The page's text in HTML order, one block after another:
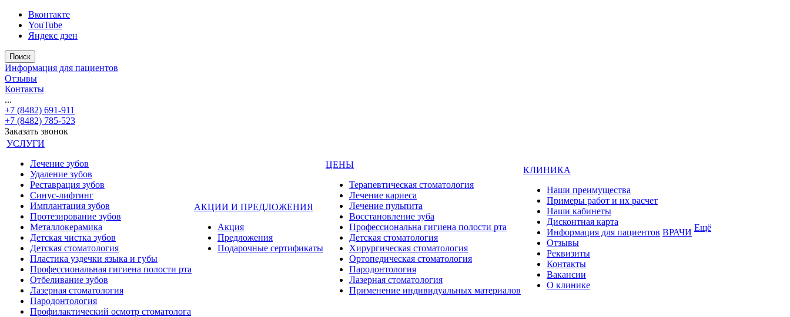
Вконтакте
YouTube
Яндекс дзен
Поиск
Информация для пациентов
Отзывы
Контакты
...
+7 (8482) 691-911
+7 (8482) 785-523
Заказать звонок
УСЛУГИ
Лечение зубов
Удаление зубов
Реставрация зубов
Синус-лифтинг
Имплантация зубов
Протезирование зубов
Металлокерамика
Детская чистка зубов
Детская стоматология
Пластика уздечки языка и губы
Профессиональная гигиена полости рта
Отбеливание зубов
Лазерная стоматология
Пародонтология
Профилактический осмотр стоматолога
АКЦИИ И ПРЕДЛОЖЕНИЯ
Акция
Предложения
Подарочные сертификаты
ЦЕНЫ
Терапевтическая стоматология
Лечение кариеса
Лечение пульпита
Восстановление зуба
Профессиональна гигиена полости рта
Детская стоматология
Хирургическая стоматология
Ортопедическая стоматология
Пародонтология
Лазерная стоматология
Применение индивидуальных материалов
КЛИНИКА
Наши преимущества
Примеры работ и их расчет
Наши кабинеты
Дисконтная карта
Информация для пациентов
Отзывы
Реквизиты
Контакты
Вакансии
О клинике
ВРАЧИ Ещё